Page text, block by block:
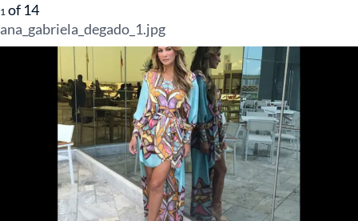
1 of 14
ana_gabriela_degado_1.jpg